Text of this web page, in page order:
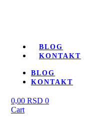
BLOG
KONTAKT
BLOG
KONTAKT
0,00 RSD 0
Cart